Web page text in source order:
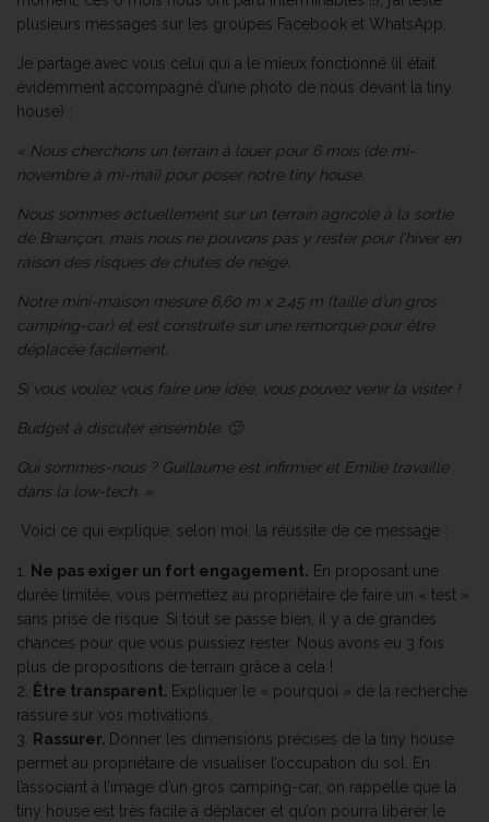
plusieurs messages sur les groupes Facebook et WhatsApp.
Je partage avec vous celui qui a le mieux fonctionné (il était
évidemment accompagné d’une photo de nous devant la tiny
house) :
« Nous cherchons un terrain à louer pour 6 mois (de mi-
novembre à mi-mai) pour poser notre tiny house.
Nous sommes actuellement sur un terrain agricole à la sortie
de Briançon, mais nous ne pouvons pas y rester pour l’hiver en
raison des risques de chutes de neige.
Notre mini-maison mesure 6,60 m x 2,45 m (taille d’un gros
camping-car) et est construite sur une remorque pour être
déplacée facilement.
Si vous voulez vous faire une idée, vous pouvez venir la visiter !
Budget à discuter ensemble. 🙂
Qui sommes-nous ? Guillaume est infirmier et Emilie travaille
dans la low-tech. »
Voici ce qui explique, selon moi, la réussite de ce message :
Ne pas exiger un fort engagement. En proposant une
durée limitée, vous permettez au propriétaire de faire un « test »
sans prise de risque. Si tout se passe bien, il y a de grandes
chances pour que vous puissiez rester. Nous avons eu 3 fois
plus de propositions de terrain grâce à cela !
Être transparent. Expliquer le « pourquoi » de la recherche
rassure sur vos motivations.
Rassurer. Donner les dimensions précises de la tiny house
permet au propriétaire de visualiser l’occupation du sol. En
l’associant à l’image d’un gros camping-car, on rappelle que la
tiny house est très facile à déplacer et qu’on pourra libérer le